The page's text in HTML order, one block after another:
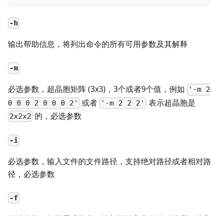
-h
输出帮助信息，将列出命令的所有可用参数及其解释
-m
必选参数，超晶胞矩阵 (3x3)，3个或者9个值，例如
'-m 2
0 0 0 2 0 0 0 2' 或者 '-m 2 2 2' 表示超晶胞是
2x2x2 的，必选参数
-i
必选参数，输入文件的文件路径，支持绝对路径或者相对路
径，必选参数
-f